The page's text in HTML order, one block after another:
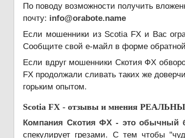
По поводу возможности получить
почту: info@orabote.name
Если мошенники из Scotia FX и Вас
Сообщите свой е-майл в форме
Если вдруг мошенники Скотия ФХ
FX продолжали сливать таких же
горьким опытом.
Scotia FX - отзывы и мнения
Компания Скотия ФХ - это обычный
спекулирует грезами. С тем чтобы